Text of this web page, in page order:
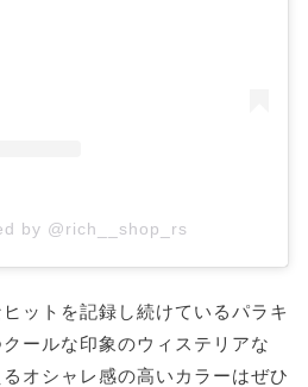
by @rich__shop_rs
ットを記録し続けているパラキ
ールな印象のウィステリアな
オシャレ感の高いカラーはぜひ